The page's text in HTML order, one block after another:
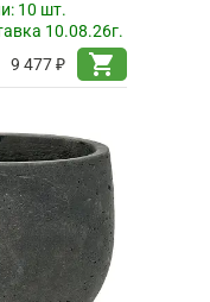
10 шт.
10.08.26г.
9 477 ₽
shopping_cart